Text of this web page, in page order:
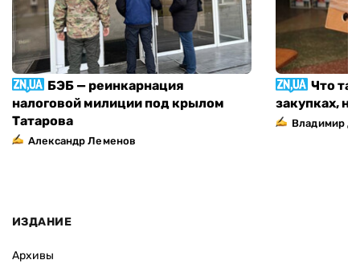
БЭБ — реинкарнация
налоговой милиции под крылом
Татарова
Александр Леменов
Что
закупках,
Владимир
ИЗДАНИЕ
Архивы